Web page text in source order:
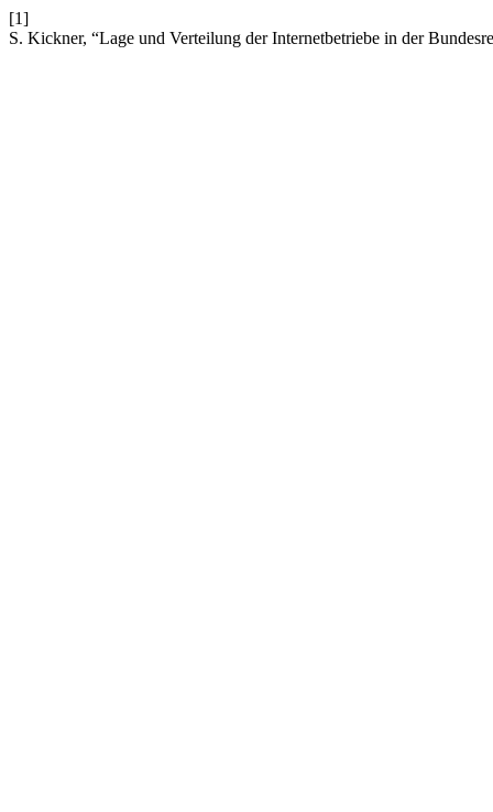
[1]
S. Kickner, “Lage und Verteilung der Internetbetriebe in der